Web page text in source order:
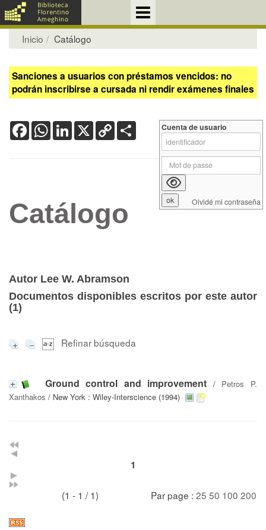
Inicio Catálogo
Sanciones a usuarios con préstamos vencidos: no
podrán inscribirse a cursada ni rendir exámenes finales
FacebookWhatsApp
LinkedIn
X Copy
Link
Catálogo
Autor Lee W. Abramson
Documentos disponibles escritos por este autor
(1)
Refinar búsqueda
Ground control and improvement / Petros P.
Xanthakos / New York : Wiley-Interscience (1994)
1
(1 - 1 / 1) Par page : 25 50 100 200
Cuenta de usuario
Olvidé mi contraseña